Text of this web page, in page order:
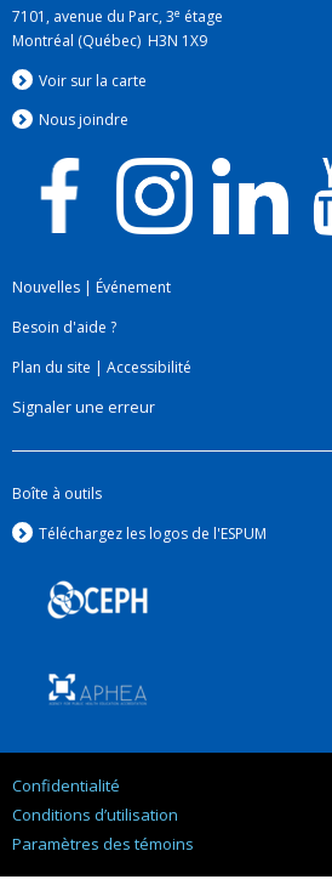
7101, avenue du Parc, 3e étage
Montréal (Québec) H3N 1X9
Voir sur la carte
Nous joindre
Nouvelles | Événement
Besoin d'aide ?
Plan du site | Accessibilité
Signaler une erreur
Boîte à outils
Téléchargez les logos de l'ESPUM
Confidentialité
Conditions d’utilisation
Paramètres des témoins